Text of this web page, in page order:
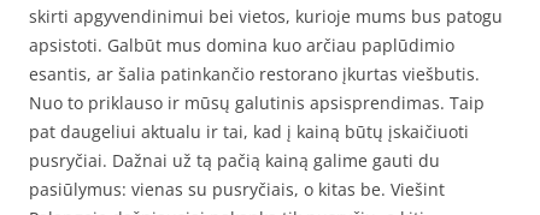
skirti apgyvendinimui bei vietos, kurioje mums bus patogu
apsistoti. Galbūt mus domina kuo arčiau paplūdimio
esantis, ar šalia patinkančio restorano įkurtas viešbutis.
Nuo to priklauso ir mūsų galutinis apsisprendimas. Taip
pat daugeliui aktualu ir tai, kad į kainą būtų įskaičiuoti
pusryčiai. Dažnai už tą pačią kainą galime gauti du
pasiūlymus: vienas su pusryčiais, o kitas be. Viešint